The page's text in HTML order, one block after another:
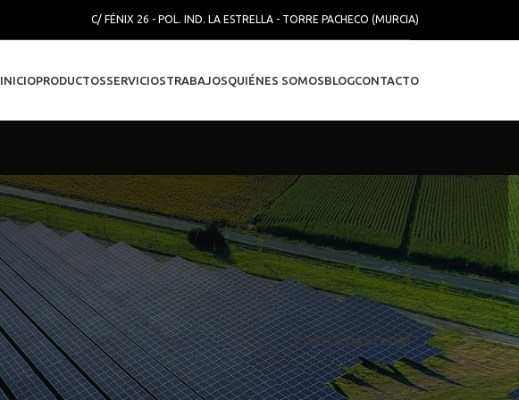
C/ FÉNIX 26 - POL. IND. LA ESTRELLA - TORRE PACHECO (MURCIA)
INICIOPRODUCTOSSERVICIOSTRABAJOSQUIÉNES SOMOSBLOGCONTACTO
Puerta peatonal